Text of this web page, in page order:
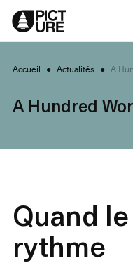
Skip
Content
Accueil ● Actualités ● A
A Hundred
Quand
rythme